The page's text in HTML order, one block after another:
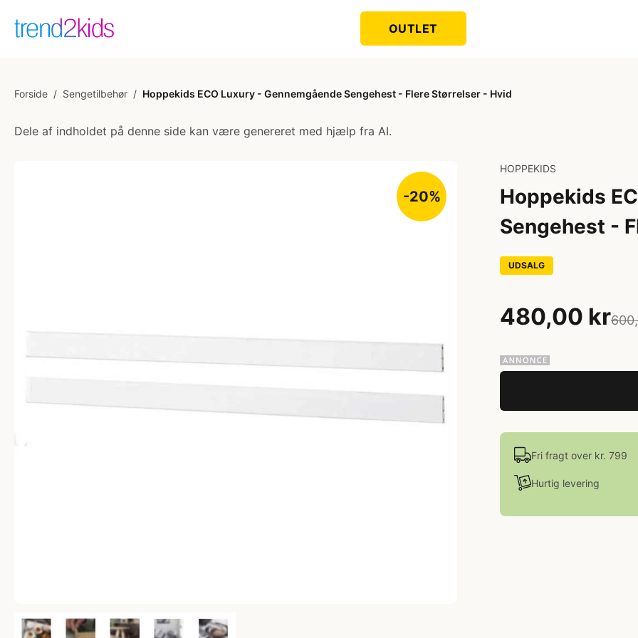
OUTLET
Forside / Sengetilbehør / Hoppekids ECO Luxury - Gennemgående Sengehest - Flere Størrelser - Hvid
Dele af indholdet på denne side kan være genereret med hjælp fra AI.
-20%
HOPPEKIDS
Hoppekids
Sengehest -
UDSALG
480,00 kr
Fri fragt over kr. 799
Hurtig levering